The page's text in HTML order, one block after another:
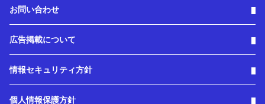
お問い合わせ
広告掲載について
情報セキュリティ方針
個人情報保護方針